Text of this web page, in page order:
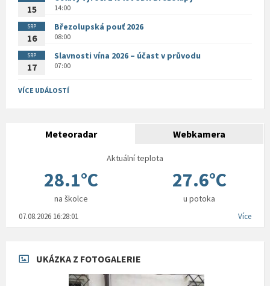
15 14:00
SRP
16
Březolupská pouť 2026
08:00
SRP
17
Slavnosti vína 2026 – účast v průvodu
07:00
VÍCE UDÁLOSTÍ
Meteoradar Webkamera
Aktuální teplota
28.1°C 27.6°C
na školce u potoka
07.08.2026 16:28:01 Více
UKÁZKA Z FOTOGALERIE